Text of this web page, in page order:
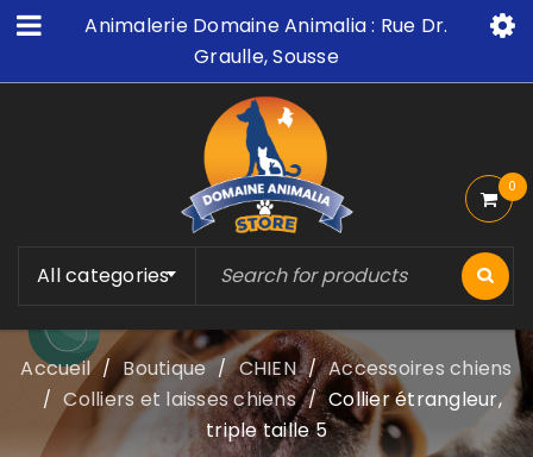
Animalerie Domaine Animalia : Rue Dr.
Graulle, Sousse
All categories
0
Accueil / Boutique / CHIEN / Accessoires chiens
/ Colliers et laisses chiens / Collier étrangleur,
triple taille 5